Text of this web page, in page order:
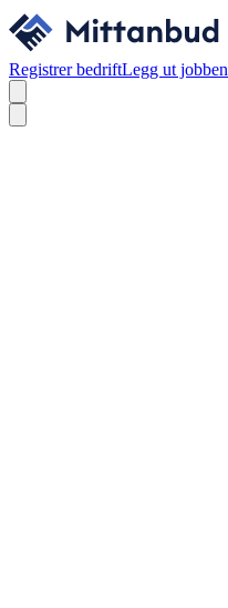
Registrer bedriftLegg ut jobben